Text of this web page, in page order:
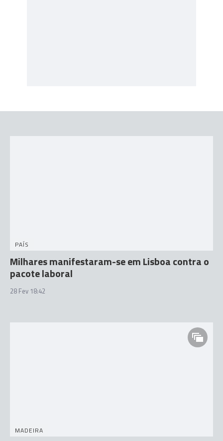
PAÍS
Milhares manifestaram-se em Lisboa contra o
pacote laboral
28 Fev 18:42
MADEIRA